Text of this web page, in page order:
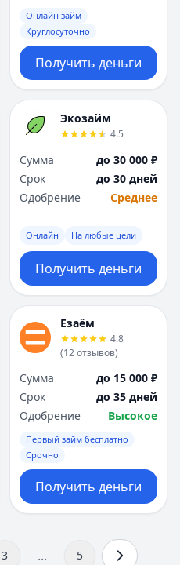
Онлайн займ
Круглосуточно
Получить деньги
Экозайм
4.5
Сумма
до 30 000 ₽
Срок
до 30 дней
Одобрение
Среднее
Онлайн На любые цели
Получить деньги
Езаём
4.8
(12отзывов)
Сумма
до 15 000 ₽
Срок
до 35 дней
Одобрение
Высокое
Первый займ бесплатно
Срочно
Получить деньги
3 ... 5